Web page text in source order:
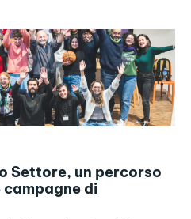
Settore, un percorso
di